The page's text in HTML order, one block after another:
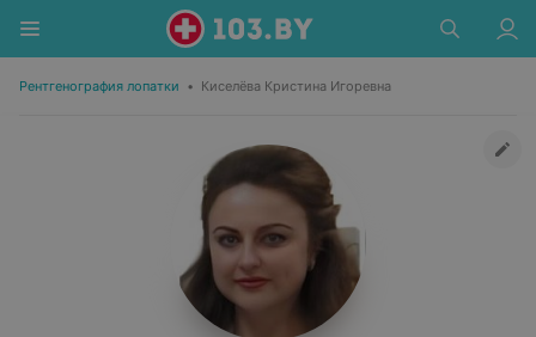
Рентгенография лопатки • Киселёва Кристина Игоревна